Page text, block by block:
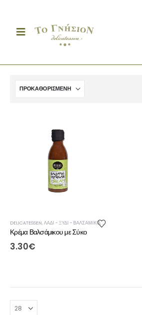
DELICATESSEN,ΛΆΔΙ - ΞΎΔΙ - ΒΑΛΣΆΜΙΚΟ,ΞΎΔΙ & ΒΑΛΣΆΜΙΚΟ
Κρέμα Βαλσάμικου με Σύκο
3.30€